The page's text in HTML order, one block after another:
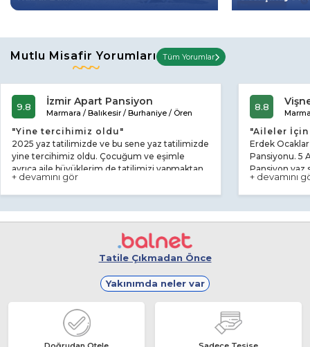
Mutlu Misafir Yorumları Tüm Yorumlar
9.8 İzmir Apart Pansiyon
Marmara / Balıkesir / Burhaniye / Ören
"Yine tercihimiz oldu"
2025 yaz tatilimizde ve bu sene yaz tatilimizde
yine tercihimiz oldu. Çocuğum ve eşimle
ayrıca aile büyüklerim de tatilimizi yapmaktan
mutlu olduk. Recai Bey ve ailesi oldukça ilgili
ve çok kibar insanlar. Evimiz gibi rahat ettik.
apart. Odalarda klima var. Eşyalar yeterli. İyi ki
sizinle tanışmışız. Teşekkür ederiz.
+ devamını gör
8.8
"Aileler İçin
Erdek
Pansiyonu. 5
Pansiyon
+ devamını
Tatile Çıkmadan Önce
Yakınımda neler var